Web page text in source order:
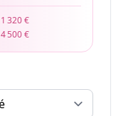
1 320 €
4 500 €